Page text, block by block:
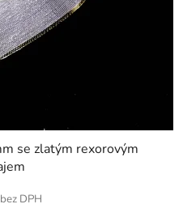
se zlatým rexorovým
DPH